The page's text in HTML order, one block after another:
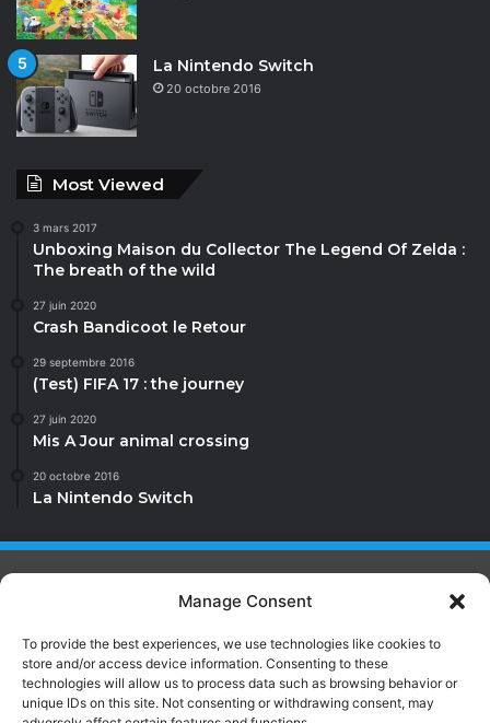
Manage Consent
To provide the best experiences, we use technologies like cookies to
store and/or access device information. Consenting to these
technologies will allow us to process data such as browsing behavior or
unique IDs on this site. Not consenting or withdrawing consent, may
La Nintendo Switch
20 octobre 2016
Most Viewed
3 mars 2017
Unboxing Maison du Collector The Legend Of Zelda :
The breath of the wild
27 juin 2020
Crash Bandicoot le Retour
29 septembre 2016
(Test) FIFA 17 : the journey
27 juin 2020
Mis A Jour animal crossing
20 octobre 2016
La Nintendo Switch
Jannah is a Clean Responsive WordPress Newspaper, Magazine,
completely customize your website to your needs.
Facebook
X YouTubeInstagram
TwitchTikTok